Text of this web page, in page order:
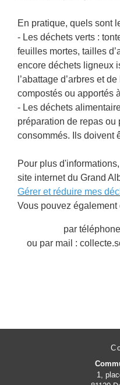
En pratique, quels sont
- Les déchets verts :
feuilles mortes, tailles
encore déchets ligneux
l’abattage d’arbres et
compostés ou apportés
- Les déchets
préparation de repas ou
consommés. Ils doivent
Pour plus
site internet du Grand
Gérer et réduire mes
Vous pouvez
par
ou par mail :
1,